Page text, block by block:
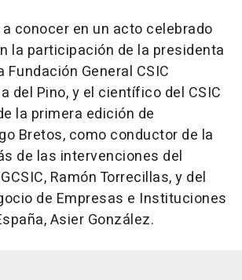
conocer en un acto celebrado
la participación de la presidenta
Fundación General CSIC
del Pino, y el científico del CSIC
la primera edición de
Bretos, como conductor de la
de las intervenciones del
Ramón Torrecillas, y del
de Empresas e Instituciones
Asier González.